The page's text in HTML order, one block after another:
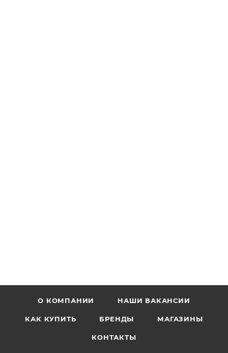
О КОМПАНИИ НАШИ ВАКАНСИИ
КАК КУПИТЬ БРЕНДЫ МАГАЗИНЫ
КОНТАКТЫ